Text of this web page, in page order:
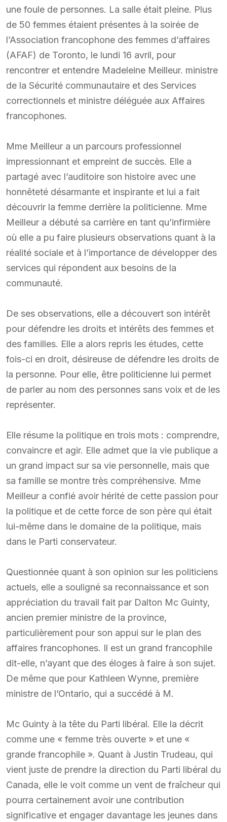
une foule de personnes. La salle était pleine. Plus
de 50 femmes étaient présentes à la soirée de
l’Association francophone des femmes d’affaires
(AFAF) de Toronto, le lundi 16 avril, pour
rencontrer et entendre Madeleine Meilleur. ministre
de la Sécurité communautaire et des Services
correctionnels et ministre déléguée aux Affaires
francophones.
Mme Meilleur a un parcours professionnel
impressionnant et empreint de succès. Elle a
partagé avec l’auditoire son histoire avec une
honnêteté désarmante et inspirante et lui a fait
découvrir la femme derrière la politicienne. Mme
Meilleur a débuté sa carrière en tant qu’infirmière
où elle a pu faire plusieurs observations quant à la
réalité sociale et à l’importance de développer des
services qui répondent aux besoins de la
communauté.
De ses observations, elle a découvert son intérêt
pour défendre les droits et intérêts des femmes et
des familles. Elle a alors repris les études, cette
fois-ci en droit, désireuse de défendre les droits de
la personne. Pour elle, être politicienne lui permet
de parler au nom des personnes sans voix et de les
représenter.
Elle résume la politique en trois mots : comprendre,
convaincre et agir. Elle admet que la vie publique a
un grand impact sur sa vie personnelle, mais que
sa famille se montre très compréhensive. Mme
Meilleur a confié avoir hérité de cette passion pour
la politique et de cette force de son père qui était
lui-même dans le domaine de la politique, mais
dans le Parti conservateur.
Questionnée quant à son opinion sur les politiciens
actuels, elle a souligné sa reconnaissance et son
appréciation du travail fait par Dalton Mc Guinty,
ancien premier ministre de la province,
particulièrement pour son appui sur le plan des
affaires francophones. Il est un grand francophile
dit-elle, n’ayant que des éloges à faire à son sujet.
De même que pour Kathleen Wynne, première
ministre de l’Ontario, qui a succédé à M.
Mc Guinty à la tête du Parti libéral. Elle la décrit
comme une « femme très ouverte » et une «
grande francophile ». Quant à Justin Trudeau, qui
vient juste de prendre la direction du Parti libéral du
Canada, elle le voit comme un vent de fraîcheur qui
pourra certainement avoir une contribution
significative et engager davantage les jeunes dans